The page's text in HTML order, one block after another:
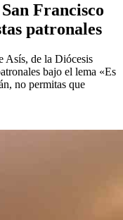
Francisco
patronales
Asís, de la Diócesis
bajo el lema «Es
no permitas que